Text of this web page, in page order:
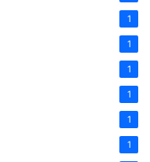
1
1
1
1
1
1